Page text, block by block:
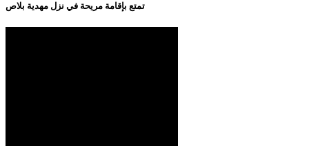
تمتع بإقامة مريحة في نزل مهدية بلاص